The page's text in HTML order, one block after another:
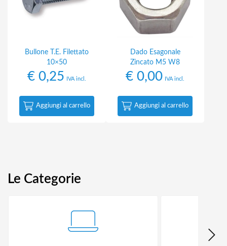
Bullone T.E. Filettato
10×50
€ 0,25 IVA incl.
Aggiungi al carrello
Dado Esagonale
Zincato M5 W8
€ 0,00 IVA incl.
Aggiungi al carrello
Le Categorie